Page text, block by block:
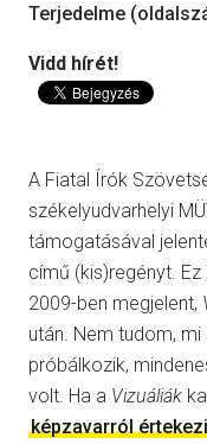
Terjedelme
Vidd hírét!
A Fiatal Írók
székelyudvarhelyi
támogatásával
című (kis)regényt. Ez
2009-ben megjelent,
után. Nem tudom,
próbálkozik,
volt. Ha a Vizuáliák
képzavarról